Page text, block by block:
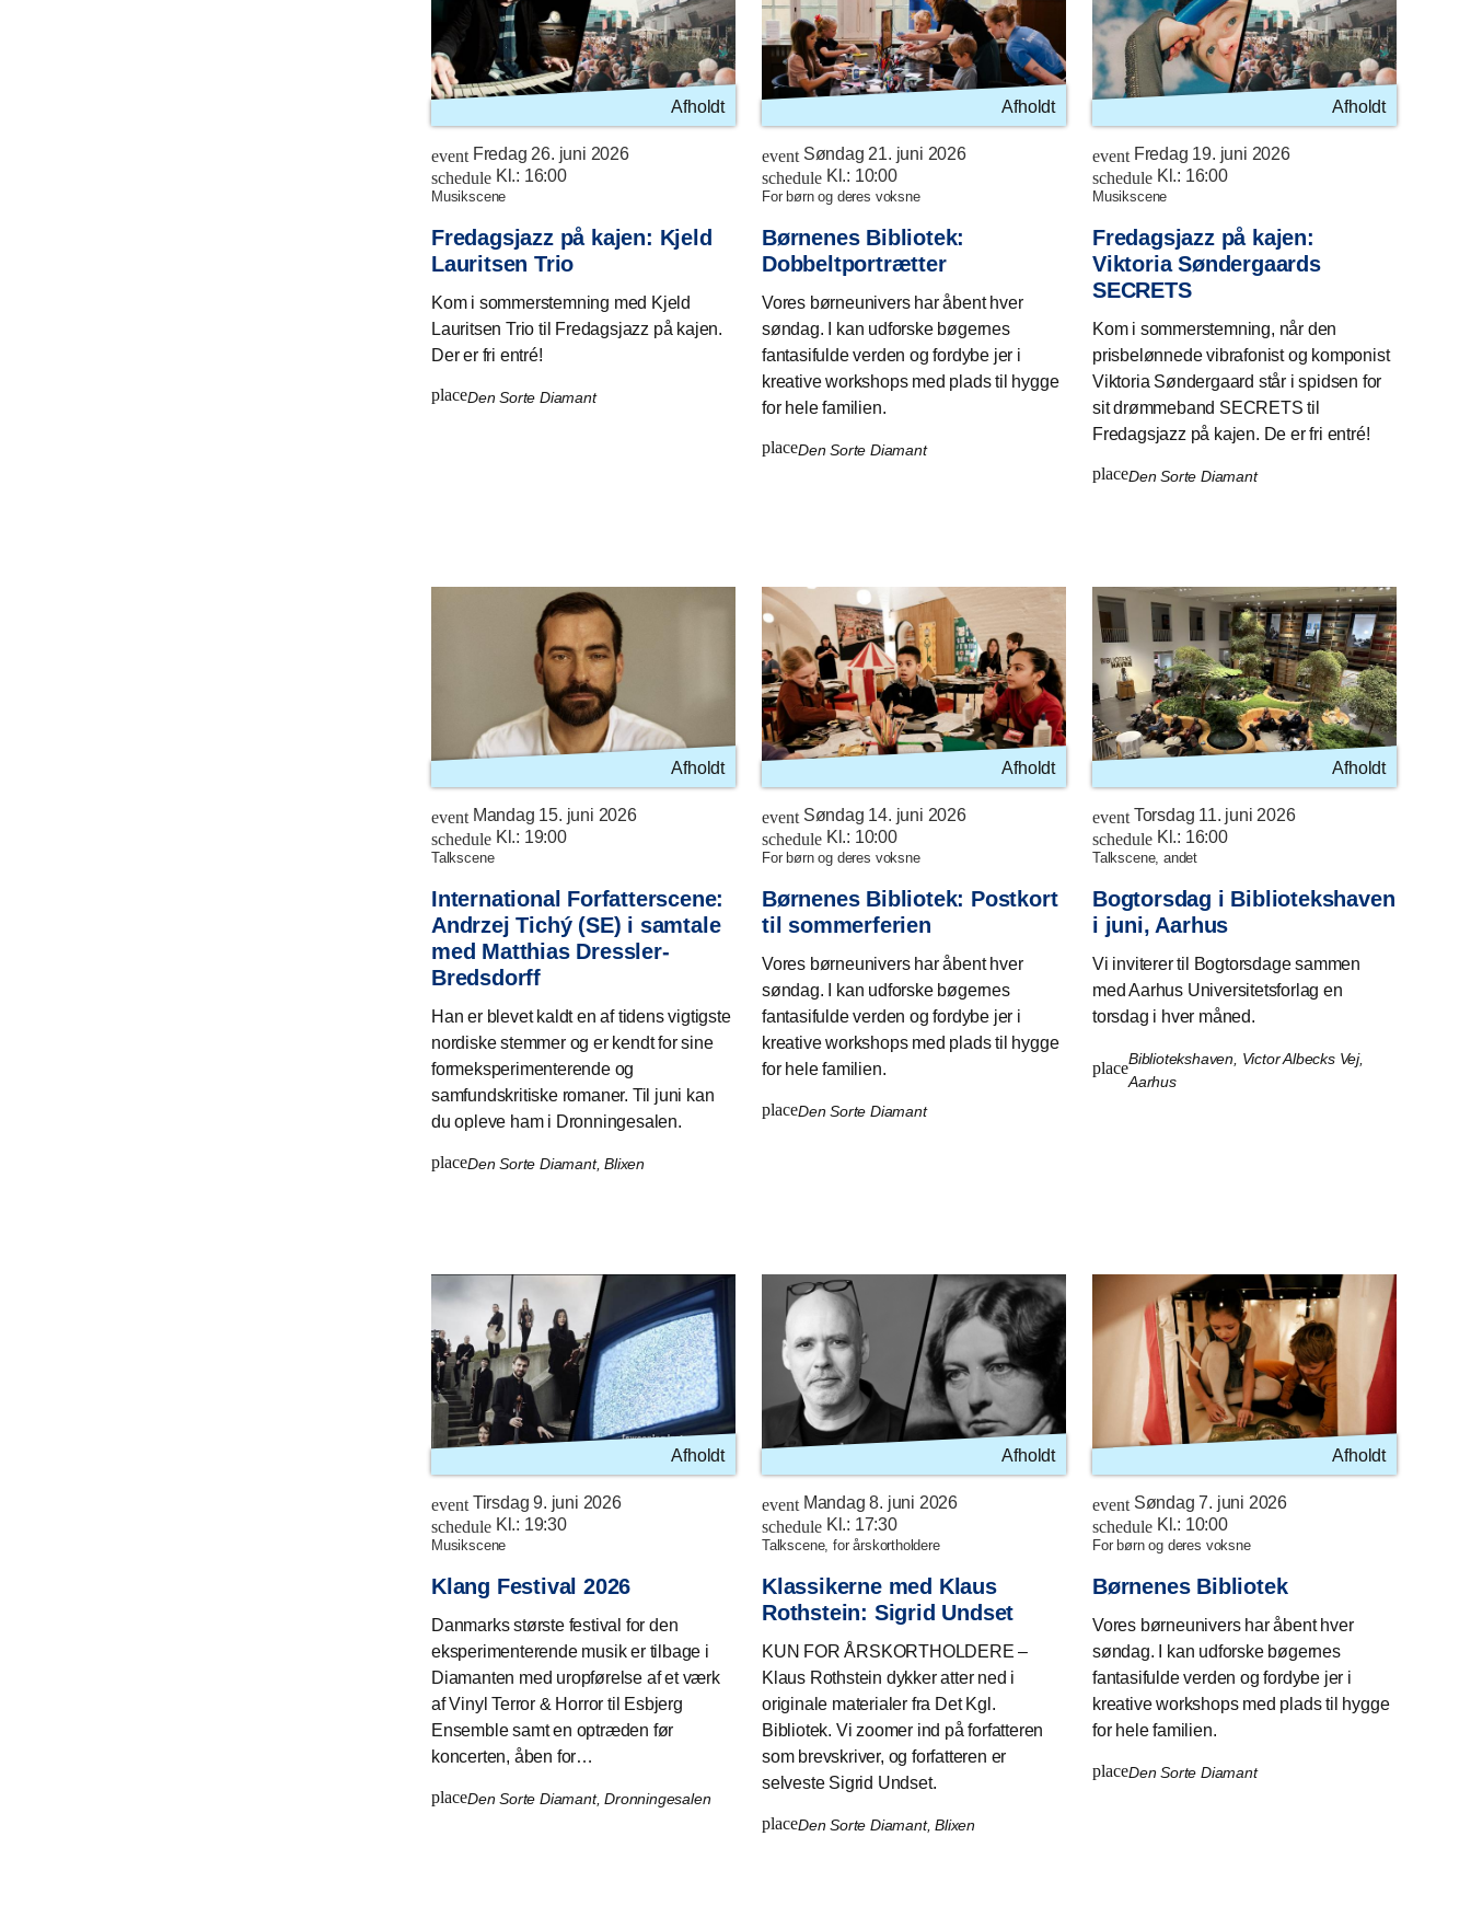
Afholdt
event Fredag 26. juni 2026
schedule Kl.: 16:00
musikscene
Fredagsjazz på kajen: Kjeld
Lauritsen Trio
Kom i sommerstemning med Kjeld
Lauritsen Trio til Fredagsjazz på kajen.
Der er fri entré!
placeDen Sorte Diamant
Afholdt
event Søndag 21. juni 2026
schedule Kl.: 10:00
for børn og deres voksne
Børnenes Bibliotek:
Dobbeltportrætter
Vores børneunivers har åbent hver
søndag. I kan udforske bøgernes
fantasifulde verden og fordybe jer i
kreative workshops med plads til hygge
for hele familien.
placeDen Sorte Diamant
Afholdt
event Fredag 19. juni 2026
schedule Kl.: 16:00
musikscene
Fredagsjazz på kajen:
Viktoria Søndergaards
SECRETS
Kom i sommerstemning, når den
prisbelønnede vibrafonist og komponist
Viktoria Søndergaard står i spidsen for
sit drømmeband SECRETS til
Fredagsjazz på kajen. De er fri entré!
placeDen Sorte Diamant
Afholdt
event Mandag 15. juni 2026
schedule Kl.: 19:00
talkscene
International Forfatterscene:
Andrzej Tichý (SE) i samtale
med Matthias Dressler-
Bredsdorff
Han er blevet kaldt en af tidens vigtigste
nordiske stemmer og er kendt for sine
formeksperimenterende og
samfundskritiske romaner. Til juni kan
du opleve ham i Dronningesalen.
placeDen Sorte Diamant, Blixen
Afholdt
event Søndag 14. juni 2026
schedule Kl.: 10:00
for børn og deres voksne
Børnenes Bibliotek: Postkort
til sommerferien
Vores børneunivers har åbent hver
søndag. I kan udforske bøgernes
fantasifulde verden og fordybe jer i
kreative workshops med plads til hygge
for hele familien.
placeDen Sorte Diamant
Afholdt
event Torsdag 11. juni 2026
schedule Kl.: 16:00
talkscene, andet
Bogtorsdag i Bibliotekshaven
i juni, Aarhus
Vi inviterer til Bogtorsdage sammen
med Aarhus Universitetsforlag en
torsdag i hver måned.
placeBibliotekshaven, Victor Albecks Vej,
Aarhus
Afholdt
event Tirsdag 9. juni 2026
schedule Kl.: 19:30
musikscene
Klang Festival 2026
Danmarks største festival for den
eksperimenterende musik er tilbage i
Diamanten med uropførelse af et værk
af Vinyl Terror & Horror til Esbjerg
Ensemble samt en optræden før
koncerten, åben for…
placeDen Sorte Diamant, Dronningesalen
Afholdt
event Mandag 8. juni 2026
schedule Kl.: 17:30
talkscene, for årskortholdere
Klassikerne med Klaus
Rothstein: Sigrid Undset
KUN FOR ÅRSKORTHOLDERE –
Klaus Rothstein dykker atter ned i
originale materialer fra Det Kgl.
Bibliotek. Vi zoomer ind på forfatteren
som brevskriver, og forfatteren er
selveste Sigrid Undset.
placeDen Sorte Diamant, Blixen
Afholdt
event Søndag 7. juni 2026
schedule Kl.: 10:00
for børn og deres voksne
Børnenes Bibliotek
Vores børneunivers har åbent hver
søndag. I kan udforske bøgernes
fantasifulde verden og fordybe jer i
kreative workshops med plads til hygge
for hele familien.
placeDen Sorte Diamant